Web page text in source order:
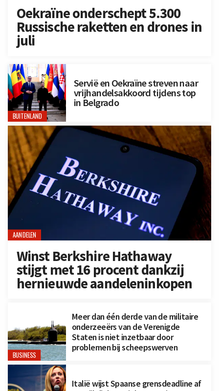
Oekraïne onderschept 5.300
Russische raketten en drones in
juli
BUITENLAND
Servië en Oekraïne streven naar
vrijhandelsakkoord tijdens top
in Belgrado
AANDELEN
Winst Berkshire Hathaway
stijgt met 16 procent dankzij
hernieuwde aandeleninkopen
BUSINESS
Meer dan één derde van de militaire
onderzeeërs van de Verenigde
Staten is niet inzetbaar door
problemen bij scheepswerven
Italië wijst Spaanse grensdeadline af